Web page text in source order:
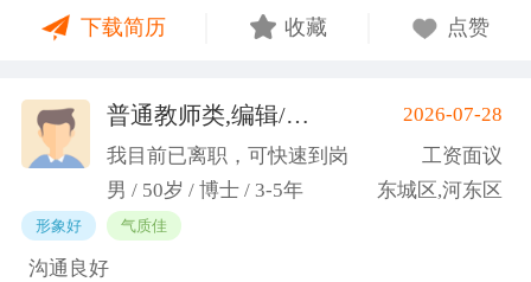
上传，毕业生信息核对，以及协助图书馆老师与学生
沟通举办各种活动。 （3）组织管理能力强，在读期
一百余人，并组织每天口语晨读活动，同时不定期举
办各种社团内部活动，如迎新、英语角等。
路与良好的问题处理意识。 拥有较强的团队协作与跨
稳步成长并创造价值。
下载简历 收藏 点赞
普通教师类,编辑/出版/印刷 (刘先生)
2026-07-28
我目前已离职，可快速到岗
工资面议
男 / 50岁 / 博士 / 3-5年
东城区,河东区
形象好 气质佳
沟通良好